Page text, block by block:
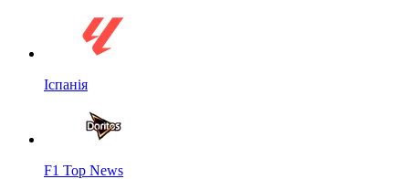
Іспанія
F1 Top News